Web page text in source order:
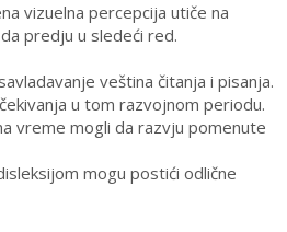
vizuelna percepcija utiče na
predju u sledeći red.
veština čitanja i pisanja.
u tom razvojnom periodu.
vreme mogli da razvju pomenute
mogu postići odlične